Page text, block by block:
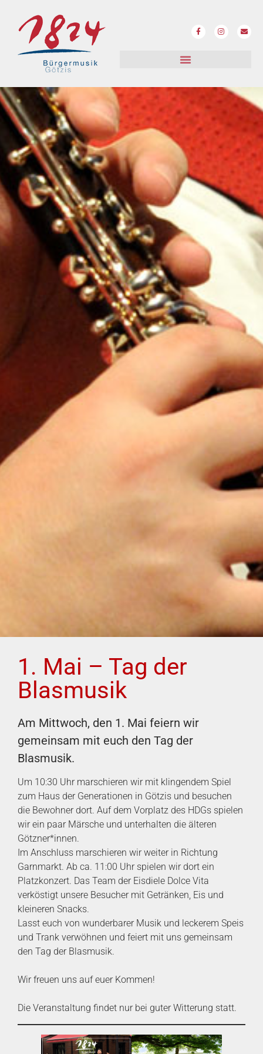
1. Mai – Tag der
Blasmusik
Am Mittwoch, den 1. Mai feiern wir
gemeinsam mit euch den Tag der
Blasmusik.
Um 10:30 Uhr marschieren wir mit klingendem Spiel
zum Haus der Generationen in Götzis und besuchen
die Bewohner dort. Auf dem Vorplatz des HDGs spielen
wir ein paar Märsche und unterhalten die älteren
Götzner*innen.
Im Anschluss marschieren wir weiter in Richtung
Garnmarkt. Ab ca. 11:00 Uhr spielen wir dort ein
Platzkonzert. Das Team der Eisdiele Dolce Vita
verköstigt unsere Besucher mit Getränken, Eis und
kleineren Snacks.
Lasst euch von wunderbarer Musik und leckerem Speis
und Trank verwöhnen und feiert mit uns gemeinsam
den Tag der Blasmusik.
Wir freuen uns auf euer Kommen!
Die Veranstaltung findet nur bei guter Witterung statt.